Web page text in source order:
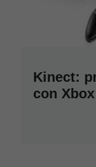
Kinect:
con